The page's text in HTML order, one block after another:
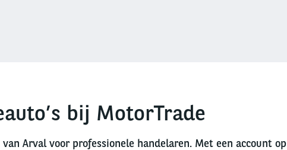
bij MotorTrade
Arval voor professionele handelaren. Met een account op